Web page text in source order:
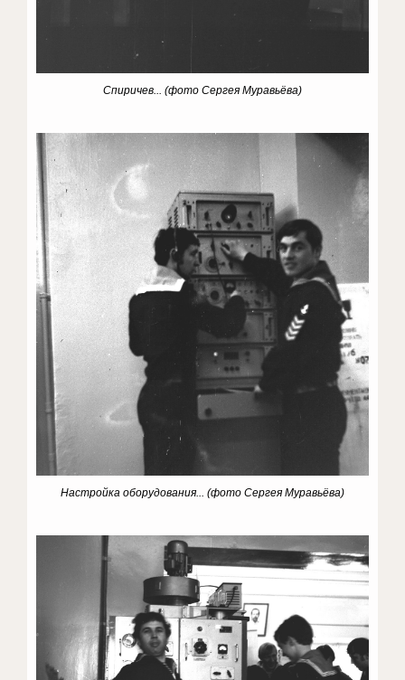
Спиричев... (фото Сергея Муравьёва)
Настройка оборудования... (фото Сергея Муравьёва)